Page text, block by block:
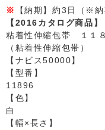
※
【納期】約3日（※
【2016カタログ商品】
粘着性伸縮包帯 １１
（粘着性伸縮包帯）
【ナビス50000】
【型番】
11896
【色】
白
【幅×長さ】